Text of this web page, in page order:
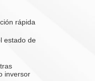
rápida
estado de
inversor